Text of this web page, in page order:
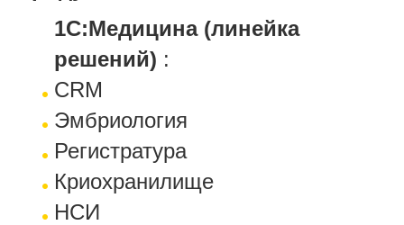
1С:Медицина (линейка
решений) :
CRM
Эмбриология
Регистратура
Криохранилище
НСИ